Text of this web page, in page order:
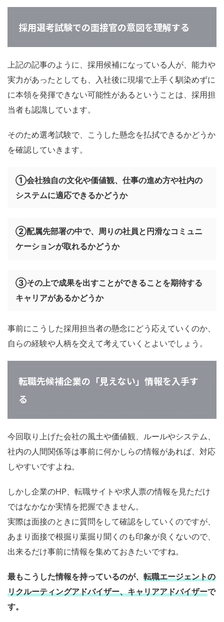
採用選考試験での面接官の意図を理解する
上記の記事のように、採用候補になっている人が、能力や
実力があったとしても、入社後に現場で上手く馴染めずに
に本領を発揮できない可能性があるということは、採用担
当者も認識しています。
そのため選考試験で、こうした懸念を払拭できるかどうか
を確認していきます。
①会社独自の文化や価値観、仕事の進め方や社内の
システムに適応できるかどうか
②配属先部署の中で、周りの社員と円滑なコミュニ
ケーションが取れるかどうか
③その上で成果を出すことができることを期待する
キャリアがあるかどうか
事前にこうした採用担当者の懸念にどう応えていくのか、
自らの経験や人柄を交えて考えていくとよいでしょう。
転職先候補企業の「見えない」情報を入手す
る
今回取り上げた会社の風土や価値観、ルールやシステム、
社内の人間関係等は事前に何かしらの情報があれば、対応
しやすいですよね。
しかし企業のHP、転職サイトや求人票の情報を見ただけ
ではなかなか実情を把握できません。
実際は面接のときに質問をして確認をしていくのですが、
あまり面接で根掘り葉掘り聞くのも印象が良くないので、
出来るだけ事前に情報を集めておきたいですね。
最もこうした情報を持っているのが、 転職エージェントの
リクルーティングアドバイザー、キャリアアドバイザーで
す。